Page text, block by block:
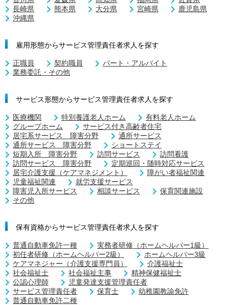
長崎県
熊本県 大分県 宮崎県
鹿児島県
沖縄県
雇用形態からサービス管理責任者求人を探す
正職員 契約職員
パート・アルバイト
業務委託・その他
サービス形態からサービス管理責任者求人を探す
医療機関 特別養護老人ホーム
有料老人ホーム
グループホーム
サービス付き高齢者住宅
居宅系サービス 障害分野
通所サービス
通所サービス 障害分野
ショートステイ
短期入所 障害分野
訪問サービス
訪問看護
訪問サービス 障害分野
定期巡回・随時対応サービス
居宅介護支援（ケアマネジメント）
障がい者福祉関連
児童福祉関連
就労支援サービス
障害児入所サービス
相談サービス
保育関連施設
その他
保有資格からサービス管理責任者求人を探す
普通自動車免許一種
実務者研修（ホームヘルパー1級）
初任者研修（ホームヘルパー2級）
ホームヘルパー3級
ケアマネジャー（介護支援専門員）
介護福祉士
社会福祉士
社会福祉主事
精神保健福祉士
公認心理師
児童発達支援管理責任者
サービス管理責任者
保育士
幼稚園教諭免許
普通自動車免許二種